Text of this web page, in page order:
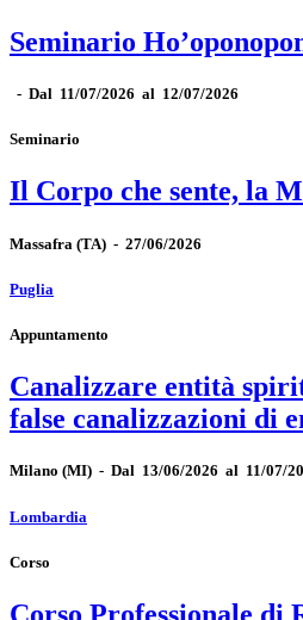
Seminario
- Dal 11/07/2026 al 12/07/2026
Seminario
Il Corpo che sente, la
Massafra (TA) - 27/06/2026
Puglia
Appuntamento
Canalizzare entità
false canalizzazioni di
Milano (MI) - Dal 13/06/2026 al 11/07/
Lombardia
Corso